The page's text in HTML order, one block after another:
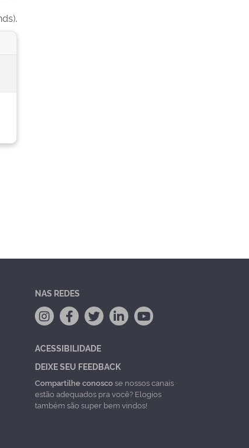
NAS REDES
ACESSIBILIDADE
DEIXE SEU FEEDBACK
Compartilhe conoscose nossos canais
estão adequados pra você? Elogios
também são super bem vindos!